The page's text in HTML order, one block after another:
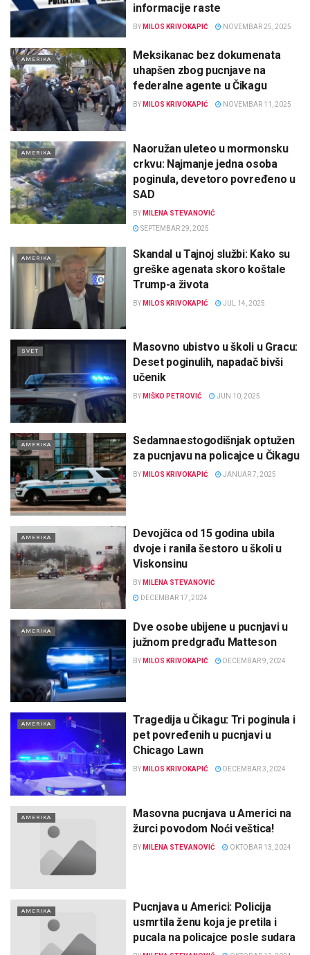
informacije raste
BY MILOS KRIVOKAPIĆ NOVEMBAR 25, 2025
AMERIKA
Meksikanac bez dokumenata
uhapšen zbog pucnjave na
federalne agente u Čikagu
BY MILOS KRIVOKAPIĆ NOVEMBAR 11, 2025
AMERIKA
Naoružan uleteo u mormonsku
crkvu: Najmanje jedna osoba
poginula, devetoro povređeno u
SAD
BY MILENA STEVANOVIĆ
SEPTEMBAR 29, 2025
AMERIKA
Skandal u Tajnoj službi: Kako su
greške agenata skoro koštale
Trump-a života
BY MILOS KRIVOKAPIĆ JUL 14, 2025
SVET
Masovno ubistvo u školi u Gracu:
Deset poginulih, napadač bivši
učenik
BY MIŠKO PETROVIĆ JUN 10, 2025
AMERIKA
Sedamnaestogodišnjak optužen
za pucnjavu na policajce u Čikagu
BY MILOS KRIVOKAPIĆ JANUAR 7, 2025
AMERIKA
Devojčica od 15 godina ubila
dvoje i ranila šestoro u školi u
Viskonsinu
BY MILENA STEVANOVIĆ
DECEMBAR 17, 2024
AMERIKA
Dve osobe ubijene u pucnjavi u
južnom predgrađu Matteson
BY MILOS KRIVOKAPIĆ DECEMBAR 9, 2024
AMERIKA
Tragedija u Čikagu: Tri poginula i
pet povređenih u pucnjavi u
Chicago Lawn
BY MILOS KRIVOKAPIĆ DECEMBAR 3, 2024
AMERIKA
Masovna pucnjava u Americi na
žurci povodom Noći veštica!
BY MILENA STEVANOVIĆ OKTOBAR 13, 2024
AMERIKA
Pucnjava u Americi: Policija
usmrtila ženu koja je pretila i
pucala na policajce posle sudara